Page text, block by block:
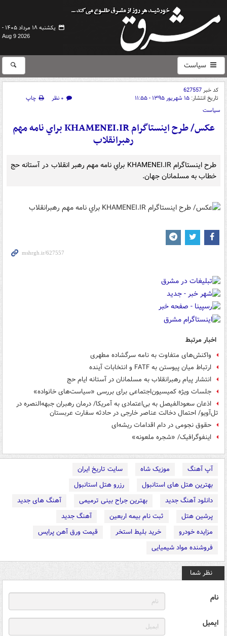
یکشنبه ۱۸ مرداد ۱۴۰۵ -
Aug 9 2026
سیاست
کد خبر627557
تاریخ انتشار: ۱۵ شهریور ۱۳۹۵ - ۱۱:۵۵ ۰ نظر
چاپ
سیاست
عکس/ طرح اينستاگرام KHAMENEI.IR براي نامه مهم
رهبرانقلاب
طرح اينستاگرام KHAMENEI.IR براي نامه مهم رهبر انقلاب در آستانه حج
خطاب به مسلمانان جهان.
اخبار مرتبط
واکنش‌های متفاوت به نامه سرگشاده مطهری
ارتباط میان پیوستن به FATF و انتخابات آینده
انتشار پیام رهبرانقلاب به مسلمانان در آستانه ایام حج
جلسات ویژه کمیسیون‌اجتماعی برای بررسی «سیاست‌های خانواده»
اذعان سعودالفیصل به بی‌اعتمادی به آمریکا/ درمان رهبران جبهه‌النصره در
تل‌آویو/ احتمال دخالت عناصر خارجی در حادثه سفارت عربستان
حقوق نجومی در دام اقدامات ریشه‌ای
اینفوگرافیک/ «شجره ملعونه»
آپ آهنگ موزیک شاه
سایت تاریخ ایران
بهترین هتل های استانبول
رزرو هتل استانبول
دانلود آهنگ جدید
بهترین جراح بینی ترمیمی
آهنگ های جدید
پرشین هتل
ثبت نام بیمه اربعین
آهنگ جدید
مزایده خودرو
خرید بلیط استخر
قیمت ورق آهن پرایس
فروشنده مواد شیمیایی
نظر شما
نام
ایمیل